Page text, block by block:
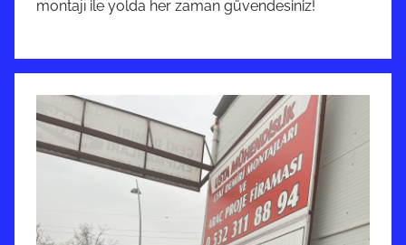
montajı ile yolda her zaman güvendesiniz!